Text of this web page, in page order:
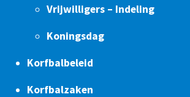
Vrijwilligers – Indeling
Koningsdag
Korfbalbeleid
Korfbalzaken